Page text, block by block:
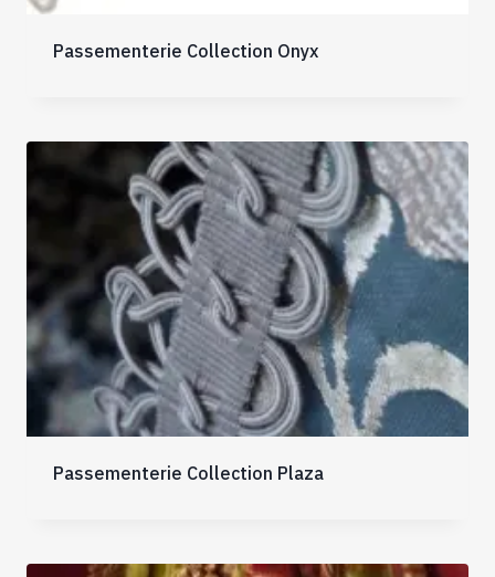
Passementerie Collection Onyx
Passementerie Collection Plaza